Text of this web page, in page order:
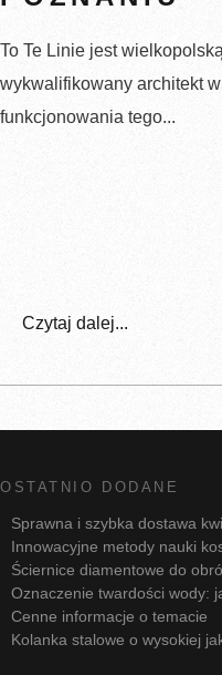
To Te Linie jest
wykwalifikowany architekt
funkcjonowania tego...
Czytaj dalej...
OSTATNIO DODANE
Sprawna i szybka dostawa
Innowacyjne metody nauki
Ściernice diamentowe do
Oznaczenie twardości wody:
Cenne informacje o temacie
Kolanka stalowe o wysokiej